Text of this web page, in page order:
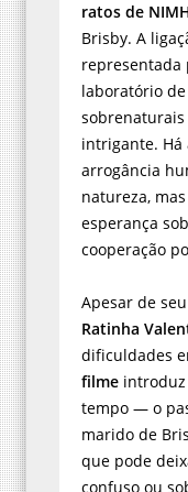
ratos de
Brisby. A
representada
laboratório
intrigante.
arrogância
natureza,
esperança
cooperação
Apesar de
Ratinha
dificuldades
filme
tempo — o
marido de
que pode
confuso ou